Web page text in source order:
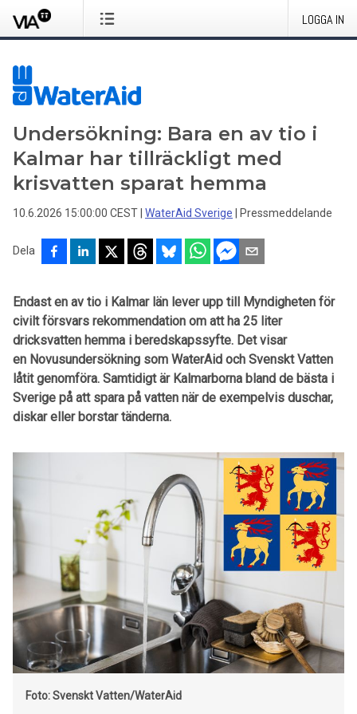
LOGGA IN
Undersökning: Bara en av tio i
Kalmar har tillräckligt med
krisvatten sparat hemma
10.6.2026 15:00:00 CEST WaterAid Sverige Pressmeddelande
Dela
Endast en av tio i Kalmar län lever upp till Myndigheten för
civilt försvars rekommendation om att ha 25 liter
dricksvatten hemma i beredskapssyfte. Det visar
en Novusundersökning som WaterAid och Svenskt Vatten
låtit genomföra. Samtidigt är Kalmarborna bland de bästa i
Sverige på att spara på vatten när de exempelvis duschar,
diskar eller borstar tänderna.
Foto: Svenskt Vatten/WaterAid